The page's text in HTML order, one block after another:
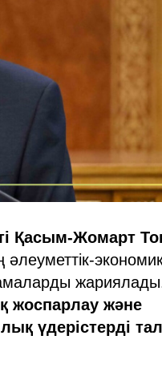
Қасым-Жомарт
әлеуметтік-
жоспарлау және
үдерістерді